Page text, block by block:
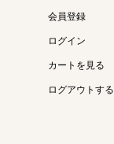
会員登録
ログイン
カートを見る
ログアウトする